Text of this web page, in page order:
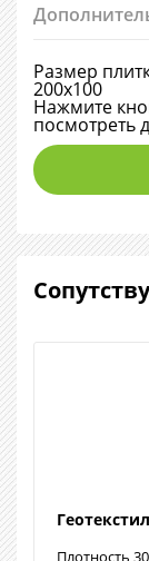
Размер
200х100
Нажмите
посмотреть
Плотность